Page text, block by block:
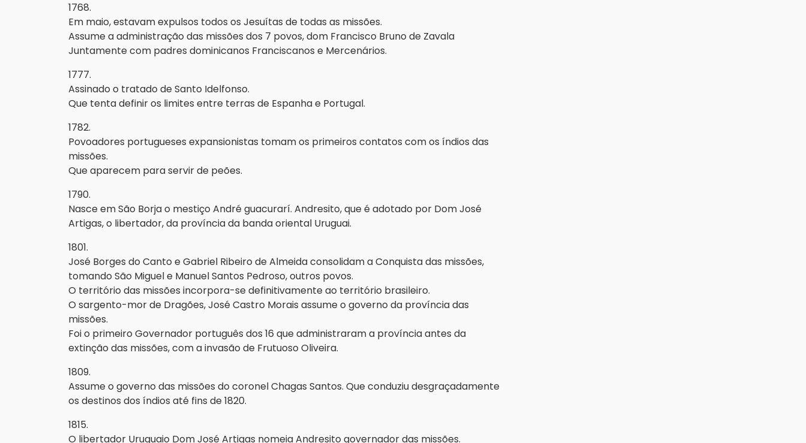
1768.
Em maio, estavam expulsos todos os Jesuítas de todas as missões.
Assume a administração das missões dos 7 povos, dom Francisco Bruno de Zavala
Juntamente com padres dominicanos Franciscanos e Mercenários.
1777.
Assinado o tratado de Santo Idelfonso.
Que tenta definir os limites entre terras de Espanha e Portugal.
1782.
Povoadores portugueses expansionistas tomam os primeiros contatos com os índios das
missões.
Que aparecem para servir de peões.
1790.
Nasce em São Borja o mestiço André guacurarí. Andresito, que é adotado por Dom José
Artigas, o libertador, da província da banda oriental Uruguai.
1801.
José Borges do Canto e Gabriel Ribeiro de Almeida consolidam a Conquista das missões,
tomando São Miguel e Manuel Santos Pedroso, outros povos.
O território das missões incorpora-se definitivamente ao território brasileiro.
O sargento-mor de Dragões, José Castro Morais assume o governo da província das
missões.
Foi o primeiro Governador português dos 16 que administraram a província antes da
extinção das missões, com a invasão de Frutuoso Oliveira.
1809.
Assume o governo das missões do coronel Chagas Santos. Que conduziu desgraçadamente
os destinos dos índios até fins de 1820.
1815.
O libertador Uruguaio Dom José Artigas nomeia Andresito governador das missões.